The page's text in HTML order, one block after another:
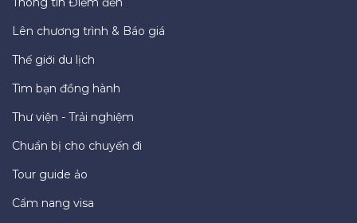
Lên chương trình & Báo giá
Thế giới du lịch
Tìm bạn đồng hành
Thư viện - Trải nghiệm
Chuẩn bị cho chuyến đi
Tour guide ảo
Cẩm nang visa